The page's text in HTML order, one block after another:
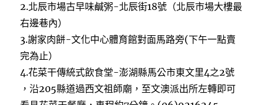
2.北辰市場古早味鹹粥-北辰街18號（北辰市場大樓最
右邊巷內）
3.謝家肉餅-文化中心體育館對面馬路旁(下午一點賣
完為止）
4.花菜干傳統式飲食堂-澎湖縣馬公市東文里4之2號
，沿205縣道過西文祖師廟，至文澳派出所左轉即可